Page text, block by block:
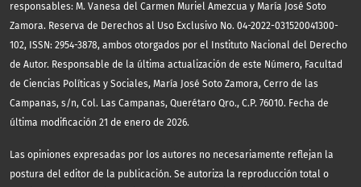
responsables: M. Vanesa del Carmen Muriel Amezcua y María José Soto
Zamora. Reserva de Derechos al Uso Exclusivo No. 04-2022-031520041300-
102, ISSN: 2954-3878, ambos otorgados por el Instituto Nacional del Derecho
de Autor. Responsable de la última actualización de este Número, Facultad
de Ciencias Políticas y Sociales, María José Soto Zamora, Cerro de las
Campanas, s/n, Col. Las Campanas, Querétaro Qro., C.P. 76010. Fecha de
última modificación 21 de enero de 2026.
Las opiniones expresadas por los autores no necesariamente reflejan la
postura del editor de la publicación. Se autoriza la reproducción total o